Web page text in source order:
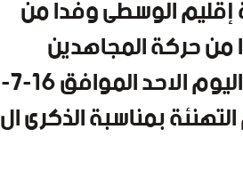
إقليم الوسطى وفدا من
من حركة المجاهدين
الفلسطينية في المحافظة الوسطى، وذلك اليوم الاحد الموافق 16-7-
التهنئة بمناسبة الذكرى ال